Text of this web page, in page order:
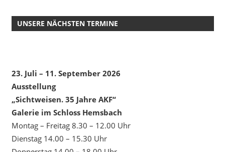
UNSERE NÄCHSTEN TERMINE
23. Juli – 11. September 2026
Ausstellung
„Sichtweisen. 35 Jahre AKF“
Galerie im Schloss Hemsbach
Montag – Freitag 8.30 – 12.00 Uhr
Dienstag 14.00 – 15.30 Uhr